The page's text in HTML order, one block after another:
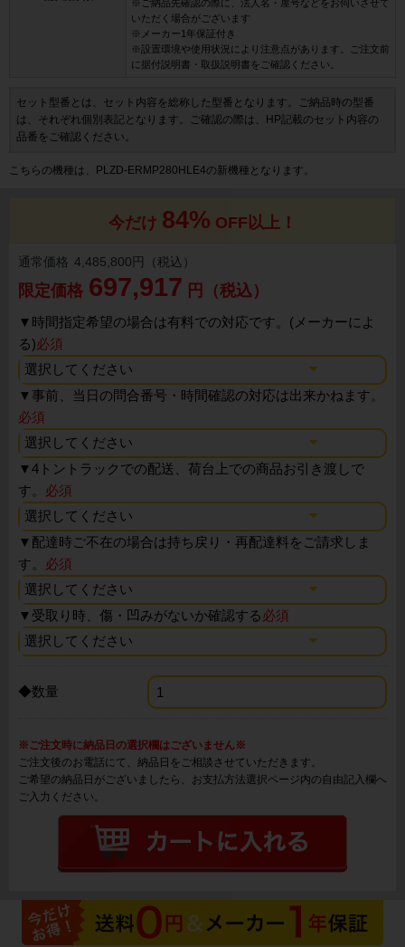
※ご納品先確認の際に、法人名・屋号などをお伺いさせて
いただく場合がございます
※メーカー1年保証付き
※設置環境や使用状況により注意点があります。ご注文前
に据付説明書・取扱説明書をご確認ください。
セット型番とは、セット内容を総称した型番となります。ご納品時の型番
は、それぞれ個別表記となります。ご確認の際は、HP記載のセット内容の
品番をご確認ください。
こちらの機種は、PLZD-ERMP280HLE4の新機種となります。
今だけ 84% OFF以上！
通常価格 4,485,800円（税込）
限定価格 697,917 円（税込）
▼ 時間指定希望の場合は有料での対応です。(メーカーによ
る)必須
▼事前、当日の問合番号・時間確認の対応は出来かねます。
必須
▼4トントラックでの配送、荷台上での商品お引き渡しで
す。 必須
▼ 配達時ご不在の場合は持ち戻り・再配達料をご請求しま
す。 必須
▼ 受取り時、傷・凹みがないか確認する必須
◆数量
※ご注文時に納品日の選択欄はございません※
ご注文後のお電話にて、納品日をご相談させていただきます。
ご希望の納品日がございましたら、お支払方法選択ページ内の自由記入欄へ
ご入力ください。